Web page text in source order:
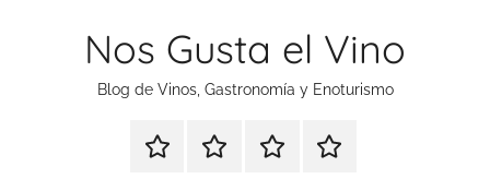
Nos Gusta el Vino
Blog de Vinos, Gastronomía y Enoturismo
EspecialEnoturismoRankingContacto